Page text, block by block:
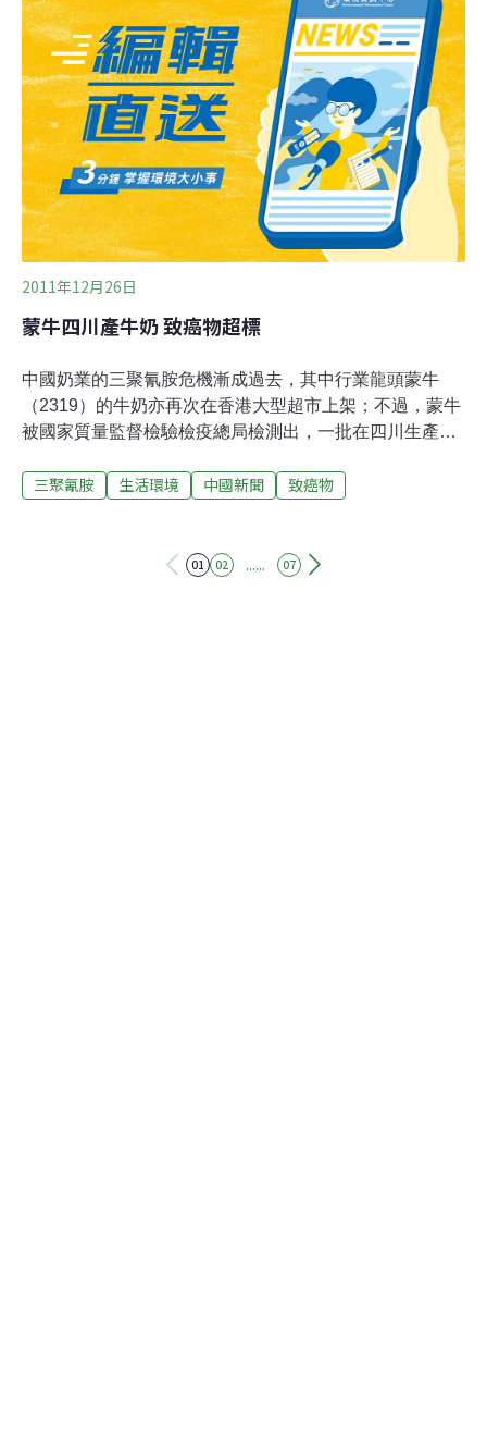
批發市場酒店用品城二層5號銷售的一款「祥和」牌美耐
皿碗，甲醛檢測值為14.5mg/dm2，超標近5倍，有嚴重致
癌隱患。此外，對北京20家餐飲企業調查發現，5家使用
的是生產企業不詳的美耐皿餐具。至於北京市場銷售的一
次性塑料餐飲具，共調查了東郊市場、岳各莊批發市場、
北京京城開源副食批​​發市場、錦繡大地、彰化農貿市場、
四海市場等，隨機抽取了39個產品。經檢測發現，有11個
產品的蒸發殘渣超標，其中超標最多的是在錦繡大地市場
購買的一款「三無」餐盒
2011年12月26日
蒙牛四川產牛奶 致癌物超標
中國奶業的三聚氰胺危機漸成過去，其中行業龍頭蒙牛
（2319）的牛奶亦再次在香港大型超市上架；不過，蒙牛
被國家質量監督檢驗檢疫總局檢測出，一批在四川生產的
中心表示，會向內地有關當局及進口商了解及跟進事件。
售。蒙牛沒有交代今次被驗出致癌物超標的批次，是否已
三聚氰胺 生活環境 中國新聞 致癌物
01 02 ...... 07